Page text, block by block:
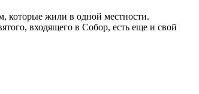
которые жили в одной местности.
входящего в Собор, есть еще и свой